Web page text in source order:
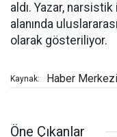
aldı. Yazar,
alanında
olarak gösteriliyor.
Kaynak: Haber Merkezi
Öne Çıkanlar